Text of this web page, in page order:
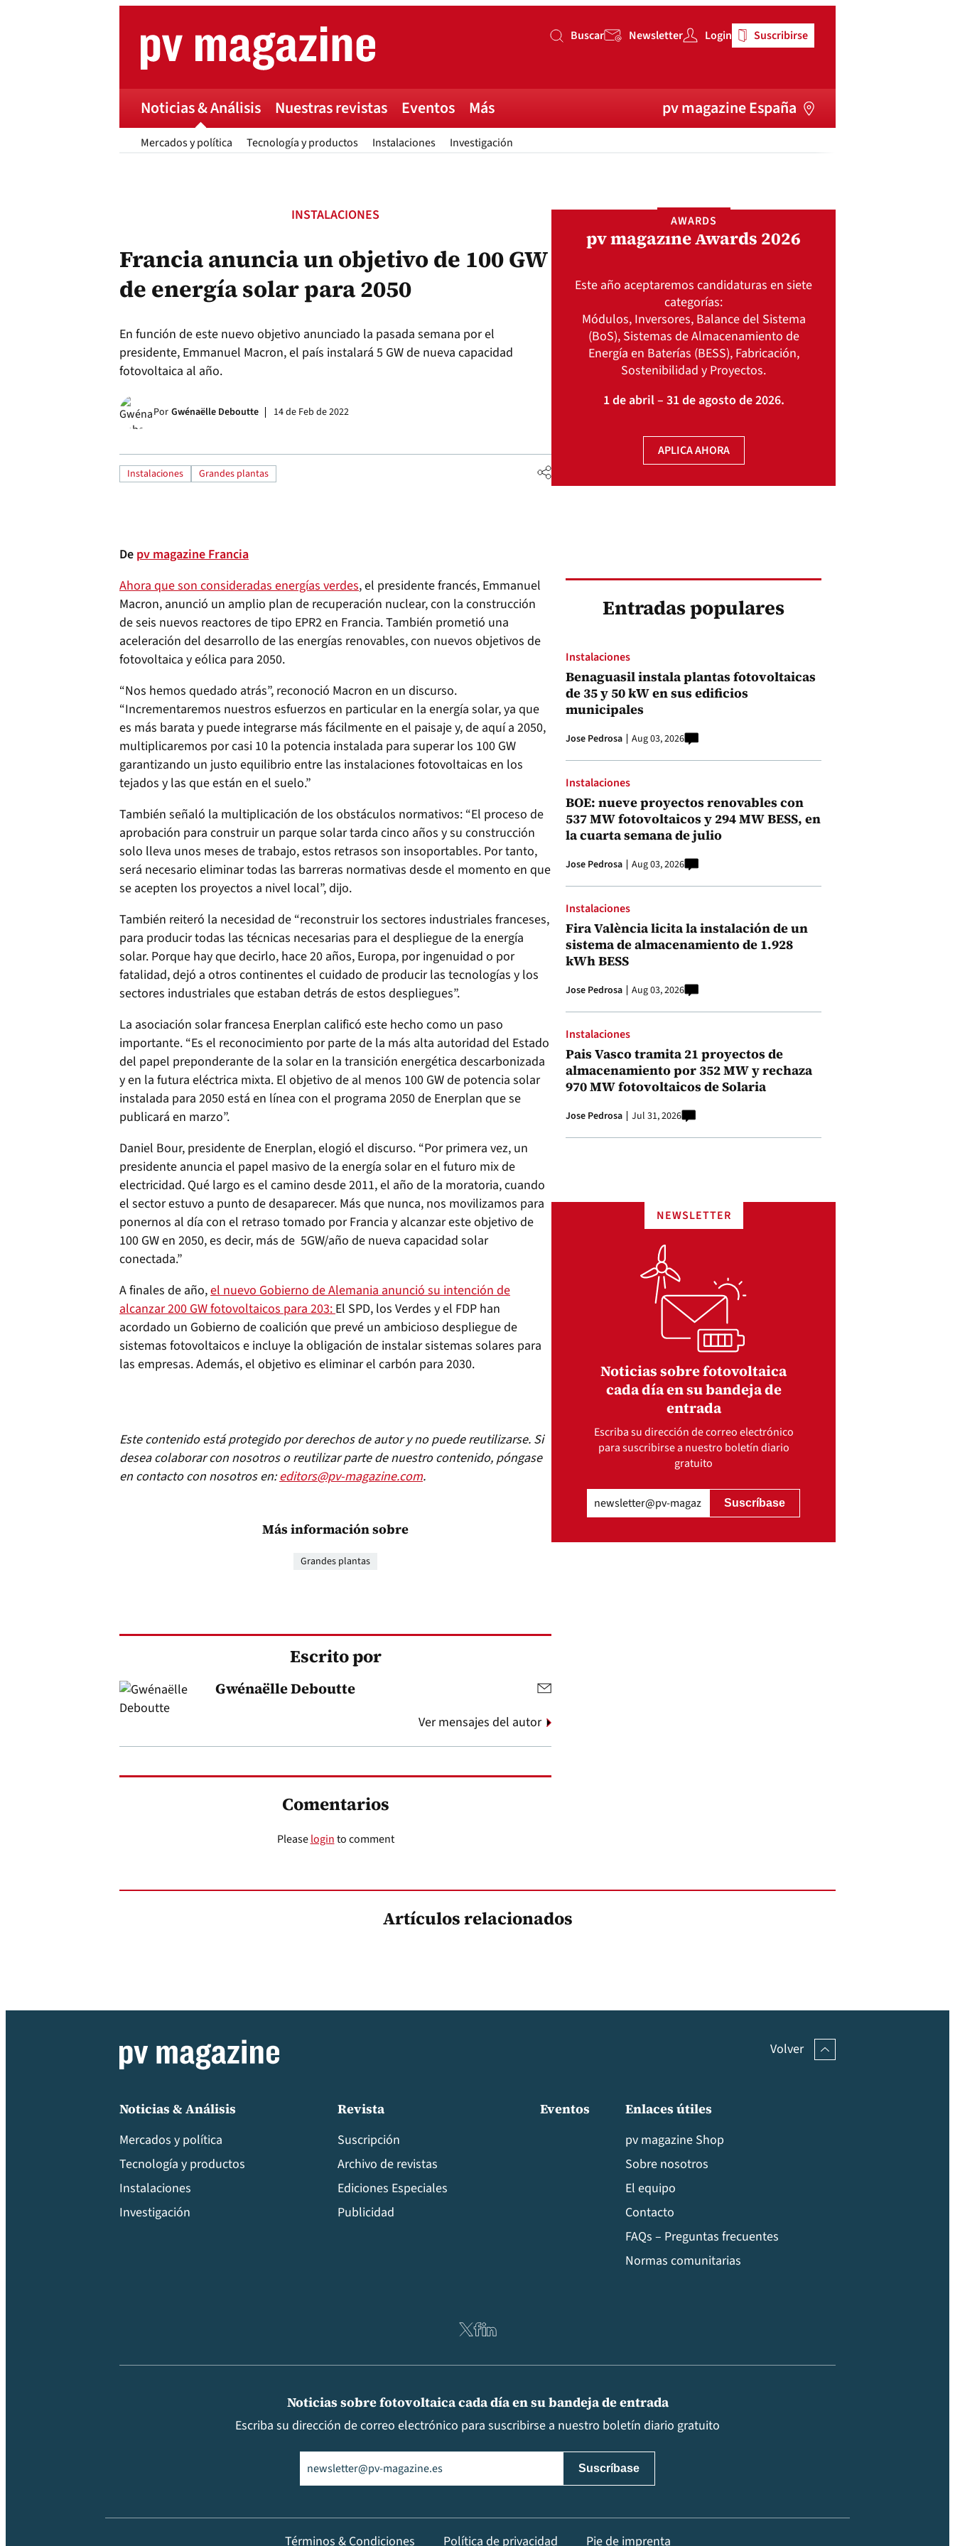
Buscar
Buscar Newsletter Login Suscribirse
Noticias & Análisis
Mercados y política Tecnología y productos Instalaciones Investigación
Nuestras revistas Eventos Más pv magazine España
INSTALACIONES
Francia anuncia un objetivo de 100 GW
de energía solar para 2050
En función de este nuevo objetivo anunciado la pasada semana por el
presidente, Emmanuel Macron, el país instalará 5 GW de nueva capacidad
fotovoltaica al año.
Por Gwénaëlle Deboutte 14 de Feb de 2022
Instalaciones Grandes plantas
De pv magazine Francia
Ahora que son consideradas energías verdes, el presidente francés, Emmanuel
Macron, anunció un amplio plan de recuperación nuclear, con la construcción
de seis nuevos reactores de tipo EPR2 en Francia. También prometió una
aceleración del desarrollo de las energías renovables, con nuevos objetivos de
fotovoltaica y eólica para 2050.
“Nos hemos quedado atrás”, reconoció Macron en un discurso.
“Incrementaremos nuestros esfuerzos en particular en la energía solar, ya que
es más barata y puede integrarse más fácilmente en el paisaje y, de aquí a 2050,
multiplicaremos por casi 10 la potencia instalada para superar los 100 GW
garantizando un justo equilibrio entre las instalaciones fotovoltaicas en los
tejados y las que están en el suelo.”
También señaló la multiplicación de los obstáculos normativos: “El proceso de
aprobación para construir un parque solar tarda cinco años y su construcción
solo lleva unos meses de trabajo, estos retrasos son insoportables. Por tanto,
será necesario eliminar todas las barreras normativas desde el momento en que
se acepten los proyectos a nivel local”, dijo.
También reiteró la necesidad de “reconstruir los sectores industriales franceses,
para producir todas las técnicas necesarias para el despliegue de la energía
solar. Porque hay que decirlo, hace 20 años, Europa, por ingenuidad o por
fatalidad, dejó a otros continentes el cuidado de producir las tecnologías y los
sectores industriales que estaban detrás de estos despliegues”.
La asociación solar francesa Enerplan calificó este hecho como un paso
importante. “Es el reconocimiento por parte de la más alta autoridad del Estado
del papel preponderante de la solar en la transición energética descarbonizada
y en la futura eléctrica mixta. El objetivo de al menos 100 GW de potencia solar
instalada para 2050 está en línea con el programa 2050 de Enerplan que se
publicará en marzo”.
Daniel Bour, presidente de Enerplan, elogió el discurso. “Por primera vez, un
presidente anuncia el papel masivo de la energía solar en el futuro mix de
electricidad. Qué largo es el camino desde 2011, el año de la moratoria, cuando
el sector estuvo a punto de desaparecer. Más que nunca, nos movilizamos para
ponernos al día con el retraso tomado por Francia y alcanzar este objetivo de
100 GW en 2050, es decir, más de 5GW/año de nueva capacidad solar
conectada.”
A finales de año,el nuevo Gobierno de Alemania anunció su intención de
alcanzar 200 GW fotovoltaicos para 203:El SPD, los Verdes y el FDP han
acordado un Gobierno de coalición que prevé un ambicioso despliegue de
sistemas fotovoltaicos e incluye la obligación de instalar sistemas solares para
las empresas. Además, el objetivo es eliminar el carbón para 2030.
Este contenido está protegido por derechos de autor y no puede reutilizarse. Si
desea colaborar con nosotros o reutilizar parte de nuestro contenido, póngase
en contacto con nosotros en:editors@pv-magazine.com.
Más información sobre
Grandes plantas
Escrito por
Gwénaëlle Deboutte
Ver mensajes del autor
Comentarios
Pleaseloginto comment
AWARDS
pv magazine Awards 2026
Este año aceptaremos candidaturas en siete
categorías:
Módulos, Inversores, Balance del Sistema
(BoS), Sistemas de Almacenamiento de
Energía en Baterías (BESS), Fabricación,
Sostenibilidad y Proyectos.
1 de abril – 31 de agosto de 2026.
APLICA AHORA
Entradas populares
Instalaciones
Benaguasil instala plantas fotovoltaicas
de 35 y 50 kW en sus edificios
municipales
Jose Pedrosa Aug 03, 2026
Instalaciones
BOE: nueve proyectos renovables con
537 MW fotovoltaicos y 294 MW BESS, en
la cuarta semana de julio
Jose Pedrosa Aug 03, 2026
Instalaciones
Fira València licita la instalación de un
sistema de almacenamiento de 1.928
kWh BESS
Jose Pedrosa Aug 03, 2026
Instalaciones
Pais Vasco tramita 21 proyectos de
almacenamiento por 352 MW y rechaza
970 MW fotovoltaicos de Solaria
Jose Pedrosa Jul 31, 2026
NEWSLETTER
Noticias sobre fotovoltaica
cada día en su bandeja de
entrada
Escriba su dirección de correo electrónico
para suscribirse a nuestro boletín diario
gratuito
(Obligatorio)
Artículos relacionados
Volver
Noticias & Análisis
Mercados y política
Tecnología y productos
Instalaciones
Investigación
Revista
Suscripción
Archivo de revistas
Ediciones Especiales
Publicidad
Eventos
Enlaces útiles
pv magazine Shop
Sobre nosotros
El equipo
Contacto
FAQs – Preguntas frecuentes
Normas comunitarias
Noticias sobre fotovoltaica cada día en su bandeja de entrada
Escriba su dirección de correo electrónico para suscribirse a nuestro boletín diario gratuito
(Obligatorio)
Términos & Condiciones Política de privacidad Pie de imprenta